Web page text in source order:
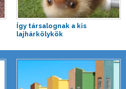
Így társalognak a kis
lajhárkölykök